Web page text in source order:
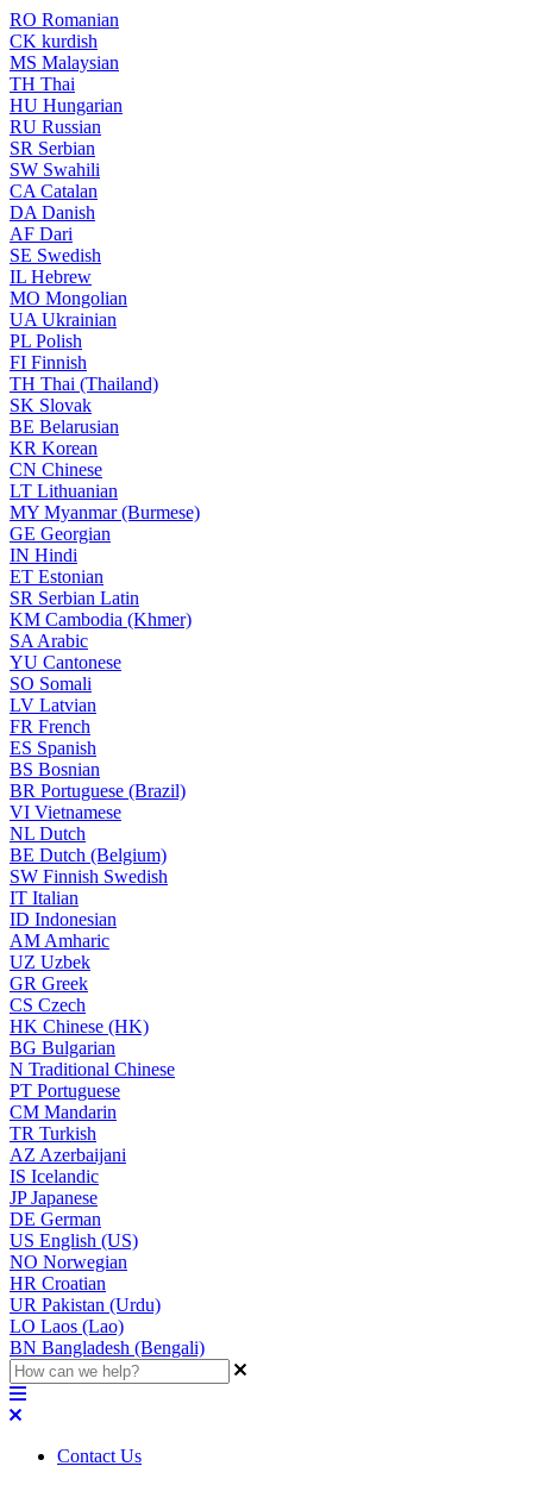
RO Romanian
CK kurdish
MS Malaysian
TH Thai
HU Hungarian
RU Russian
SR Serbian
SW Swahili
CA Catalan
DA Danish
AF Dari
SE Swedish
IL Hebrew
MO Mongolian
UA Ukrainian
PL Polish
FI Finnish
TH Thai (Thailand)
SK Slovak
BE Belarusian
KR Korean
CN Chinese
LT Lithuanian
MY Myanmar (Burmese)
GE Georgian
IN Hindi
ET Estonian
SR Serbian Latin
KM Cambodia (Khmer)
SA Arabic
YU Cantonese
SO Somali
LV Latvian
FR French
ES Spanish
BS Bosnian
BR Portuguese (Brazil)
VI Vietnamese
NL Dutch
BE Dutch (Belgium)
SW Finnish Swedish
IT Italian
ID Indonesian
AM Amharic
UZ Uzbek
GR Greek
CS Czech
HK Chinese (HK)
BG Bulgarian
N Traditional Chinese
PT Portuguese
CM Mandarin
TR Turkish
AZ Azerbaijani
IS Icelandic
JPJapanese
DE German
US English (US)
NO Norwegian
HR Croatian
UR Pakistan (Urdu)
LO Laos (Lao)
BN Bangladesh (Bengali)
Contact Us